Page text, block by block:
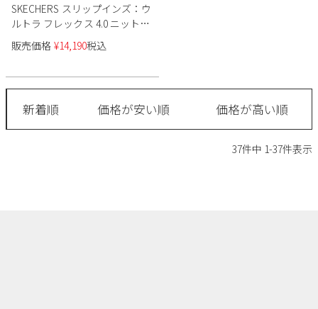
SKECHERS スリップインズ：ウ
ルトラ フレックス 4.0 ニット素
材 150801 レディース
販売価格 ¥14,190税込
新着順 価格が安い順 価格が高い順
37件中 1-37件表示